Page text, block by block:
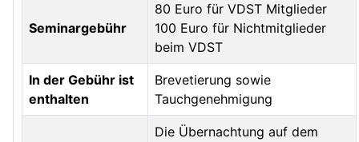
Seminargebühr
80 Euro für VDST Mitglieder
100 Euro für Nichtmitglieder
beim VDST
In der Gebühr ist
enthalten
Brevetierung sowie
Tauchgenehmigung
Die Übernachtung auf dem